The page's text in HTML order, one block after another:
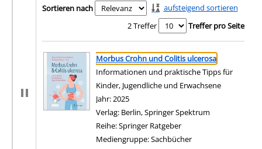
Sortieren nach
aufsteigend sortieren
2 Treffer
Treffer pro Seite
Suchergebnis
Zu den Suchfiltern springen
Morbus Crohn und Colitis ulcerosa
Informationen und praktische Tipps für
Kinder, Jugendliche und Erwachsene
Suche nach diesem Verfasser
Jahr:2025
Verlag: Berlin, Springer Spektrum
Reihe:Springer Ratgeber
Mediengruppe:Sachbücher